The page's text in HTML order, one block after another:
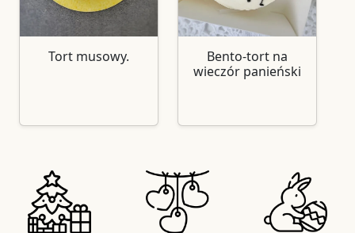
Tort musowy.
Bento-tort na
wieczór panieński